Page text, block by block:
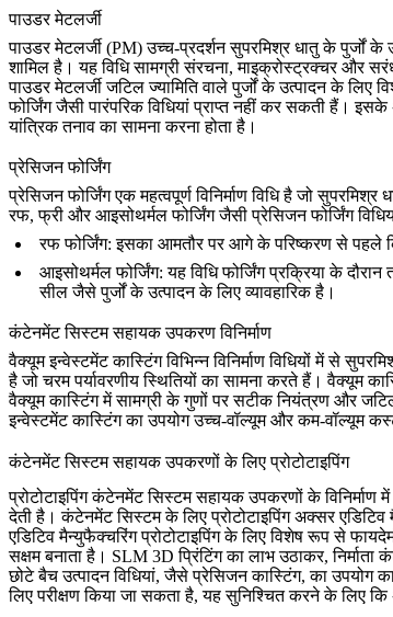
पाउडर मेटलर्जी
पाउडर मेटलर्जी (PM) उच्च-प्रदर्शन सुपरमिश्र धातु के पुर्जों
शामिल है। यह विधि सामग्री संरचना, माइक्रोस्ट्रक्चर और
पाउडर मेटलर्जी जटिल ज्यामिति वाले पुर्जों के उत्पादन के
फोर्जिंग जैसी पारंपरिक विधियां प्राप्त नहीं कर सकती हैं।
यांत्रिक तनाव का सामना करना होता है।
प्रेसिजन फोर्जिंग
प्रेसिजन फोर्जिंगएक महत्वपूर्ण विनिर्माण विधि है जो
रफ, फ्री और आइसोथर्मल फोर्जिंग जैसी प्रेसिजन फोर्जिंग
रफ फोर्जिंग: इसका आमतौर पर आगे के परिष्करण से पहले
आइसोथर्मल फोर्जिंग: यह विधि फोर्जिंग प्रक्रिया के
सील जैसे पुर्जों के उत्पादन के लिए व्यावहारिक है।
कंटेनमेंट सिस्टम सहायक उपकरण विनिर्माण
वैक्यूम इन्वेस्टमेंट कास्टिंगविभिन्न विनिर्माण विधियों में से
है जो चरम पर्यावरणीय स्थितियों का सामना करते हैं। वैक्यूम
वैक्यूम कास्टिंग में सामग्री के गुणों पर सटीक नियंत्रण और
इन्वेस्टमेंट कास्टिंग का उपयोग उच्च-वॉल्यूम और कम-वॉल्यूम
कंटेनमेंट सिस्टम सहायक उपकरणों के लिए प्रोटोटाइपिंग
प्रोटोटाइपिंग कंटेनमेंट सिस्टम सहायक उपकरणों के विनिर्माण
देती है। कंटेनमेंट सिस्टम के लिए प्रोटोटाइपिंग अक्सरएडिटिव
एडिटिव मैन्युफैक्चरिंगप्रोटोटाइपिंग के लिए विशेष रूप से
सक्षम बनाता है। SLM 3D प्रिंटिंगका लाभ उठाकर,
छोटे बैच उत्पादनविधियां, जैसे प्रेसिजन कास्टिंग, का उपयोग
लिए परीक्षण किया जा सकता है, यह सुनिश्चित करने के लिए